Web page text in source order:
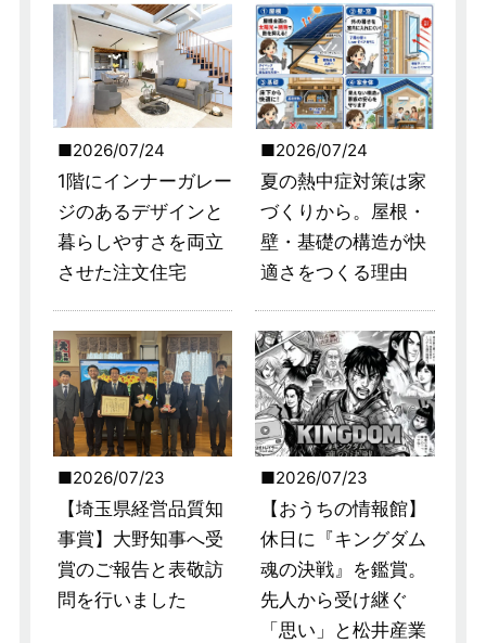
2026/07/24
1階にインナーガレー
ジのあるデザインと
暮らしやすさを両立
させた注文住宅
2026/07/24
夏の熱中症対策は家
づくりから。屋根・
壁・基礎の構造が快
適さをつくる理由
2026/07/23
【埼玉県経営品質知
事賞】大野知事へ受
賞のご報告と表敬訪
問を行いました
2026/07/23
【おうちの情報館】
休日に『キングダム
魂の決戦』を鑑賞。
先人から受け継ぐ
「思い」と松井産業